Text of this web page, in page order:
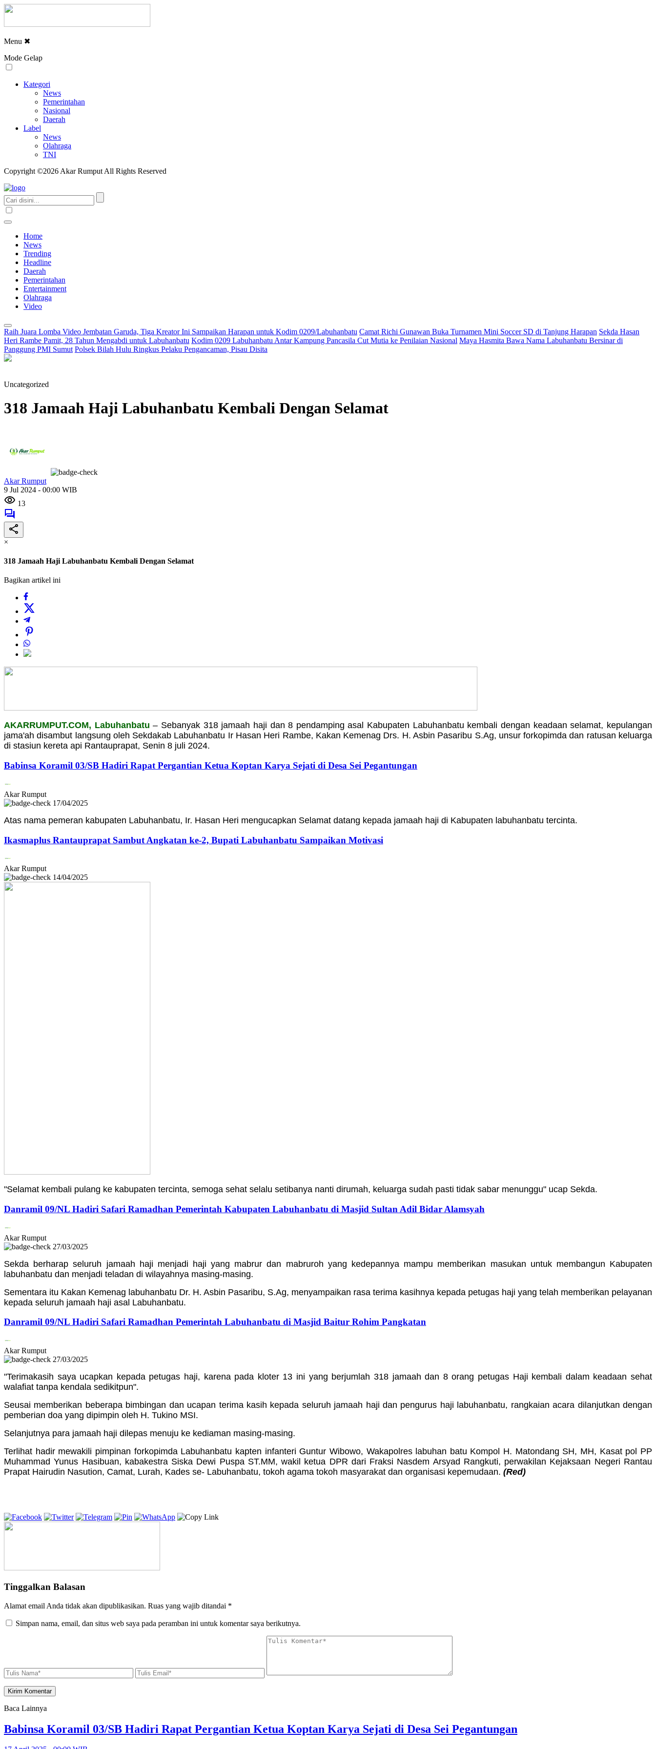
Menu ✖
Mode Gelap
Kategori
News
Pemerintahan
Nasional
Daerah
Label
News
Olahraga
TNI
Copyright ©2026 Akar Rumput All Rights Reserved
Home
News
Trending
Headline
Daerah
Pemerintahan
Entertainment
Olahraga
Video
Raih Juara Lomba Video Jembatan Garuda, Tiga Kreator Ini Sampaikan Harapan untuk Kodim 0209/Labuhanbatu Camat Richi Gunawan Buka Turnamen Mini Soccer SD di Tanjung Harapan Sekda Hasan
Heri Rambe Pamit, 28 Tahun Mengabdi untuk Labuhanbatu Kodim 0209 Labuhanbatu Antar Kampung Pancasila Cut Mutia ke Penilaian Nasional Maya Hasmita Bawa Nama Labuhanbatu Bersinar di
Panggung PMI Sumut Polsek Bilah Hulu Ringkus Pelaku Pengancaman, Pisau Disita
Uncategorized
318 Jamaah Haji Labuhanbatu Kembali Dengan Selamat
Akar Rumput
9 Jul 2024 - 00:00 WIB
13
×
318 Jamaah Haji Labuhanbatu Kembali Dengan Selamat
Bagikan artikel ini
AKARRUMPUT.COM, Labuhanbatu – Sebanyak 318 jamaah haji dan 8 pendamping asal Kabupaten Labuhanbatu kembali dengan keadaan selamat, kepulangan
jama'ah disambut langsung oleh Sekdakab Labuhanbatu Ir Hasan Heri Rambe, Kakan Kemenag Drs. H. Asbin Pasaribu S.Ag, unsur forkopimda dan ratusan keluarga
di stasiun kereta api Rantauprapat, Senin 8 juli 2024.
Babinsa Koramil 03/SB Hadiri Rapat Pergantian Ketua Koptan Karya Sejati di Desa Sei Pegantungan
Akar Rumput
17/04/2025
Atas nama pemeran kabupaten Labuhanbatu, Ir. Hasan Heri mengucapkan Selamat datang kepada jamaah haji di Kabupaten labuhanbatu tercinta.
Ikasmaplus Rantauprapat Sambut Angkatan ke-2, Bupati Labuhanbatu Sampaikan Motivasi
Akar Rumput
14/04/2025
"Selamat kembali pulang ke kabupaten tercinta, semoga sehat selalu setibanya nanti dirumah, keluarga sudah pasti tidak sabar menunggu" ucap Sekda.
Danramil 09/NL Hadiri Safari Ramadhan Pemerintah Kabupaten Labuhanbatu di Masjid Sultan Adil Bidar Alamsyah
Akar Rumput
27/03/2025
Sekda berharap seluruh jamaah haji menjadi haji yang mabrur dan mabruroh yang kedepannya mampu memberikan masukan untuk membangun Kabupaten
labuhanbatu dan menjadi teladan di wilayahnya masing-masing.
Sementara itu Kakan Kemenag labuhanbatu Dr. H. Asbin Pasaribu, S.Ag, menyampaikan rasa terima kasihnya kepada petugas haji yang telah memberikan pelayanan
kepada seluruh jamaah haji asal Labuhanbatu.
Danramil 09/NL Hadiri Safari Ramadhan Pemerintah Labuhanbatu di Masjid Baitur Rohim Pangkatan
Akar Rumput
27/03/2025
"Terimakasih saya ucapkan kepada petugas haji, karena pada kloter 13 ini yang berjumlah 318 jamaah dan 8 orang petugas Haji kembali dalam keadaan sehat
walafiat tanpa kendala sedikitpun".
Seusai memberikan beberapa bimbingan dan ucapan terima kasih kepada seluruh jamaah haji dan pengurus haji labuhanbatu, rangkaian acara dilanjutkan dengan
pemberian doa yang dipimpin oleh H. Tukino MSI.
Selanjutnya para jamaah haji dilepas menuju ke kediaman masing-masing.
Terlihat hadir mewakili pimpinan forkopimda Labuhanbatu kapten infanteri Guntur Wibowo, Wakapolres labuhan batu Kompol H. Matondang SH, MH, Kasat pol PP
Muhammad Yunus Hasibuan, kabakestra Siska Dewi Puspa ST.MM, wakil ketua DPR dari Fraksi Nasdem Arsyad Rangkuti, perwakilan Kejaksaan Negeri Rantau
Prapat Hairudin Nasution, Camat, Lurah, Kades se- Labuhanbatu, tokoh agama tokoh masyarakat dan organisasi kepemudaan. (Red)
Tinggalkan Balasan
Alamat email Anda tidak akan dipublikasikan. Ruas yang wajib ditandai *
Simpan nama, email, dan situs web saya pada peramban ini untuk komentar saya berikutnya.
Baca Lainnya
Babinsa Koramil 03/SB Hadiri Rapat Pergantian Ketua Koptan Karya Sejati di Desa Sei Pegantungan